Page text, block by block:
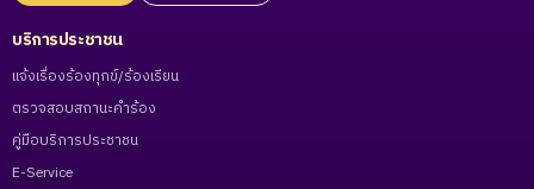
บริการประชาชน
แจ้งเรื่องร้องทุกข์/ร้องเรียน
ตรวจสอบสถานะคำร้อง
คู่มือบริการประชาชน
E-Service